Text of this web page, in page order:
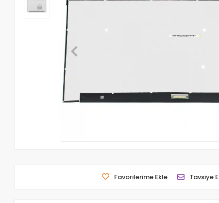
Favorilerime Ekle Tavsiye